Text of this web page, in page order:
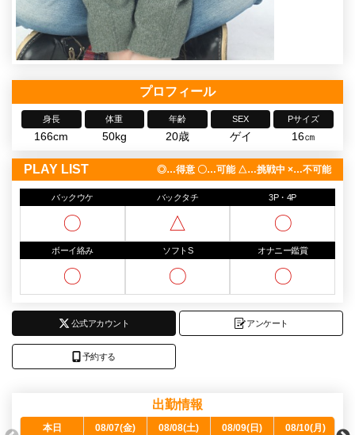
プロフィール
身長
166cm
体重
50kg
年齢
20歳
SEX
ゲイ
Pサイズ
16㎝
PLAY LIST ◎…得意 〇…可能 △…挑戦中 ×…不可能
バックウケ
〇
バックタチ
△
3P・4P
〇
ボーイ絡み
〇
ソフトS
〇
オナニー鑑賞
〇
公式アカウント アンケート
予約する
出勤情報
本日 08/07(金) 08/08(土) 08/09(日) 08/10(月)